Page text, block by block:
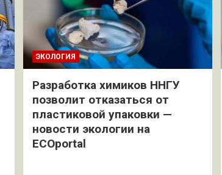
ЭКОЛОГИЯ
Разработка химиков ННГУ
позволит отказаться от
пластиковой упаковки —
новости экологии на
ECOportal